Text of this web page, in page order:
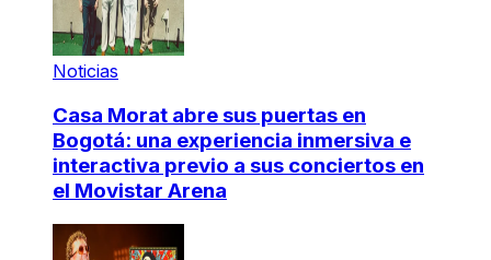
Noticias
Casa Morat abre sus puertas en
Bogotá: una experiencia inmersiva e
interactiva previo a sus conciertos en
el Movistar Arena